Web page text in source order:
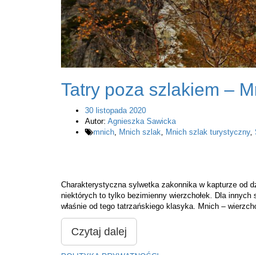
Tatry poza szlakiem –
30 listopada 2020
Autor: Agnieszka Sawicka
mnich, Mnich szlak, Mnich szlak turystyczny,
Charakterystyczna sylwetka zakonnika w kapturze od
niektórych to tylko bezimienny wierzchołek. Dla
właśnie od tego tatrzańskiego klasyka. Mnich –
Czytaj dalej